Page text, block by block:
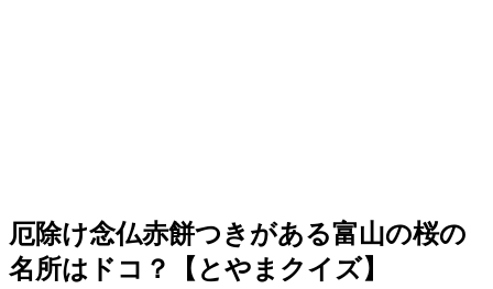
厄除け念仏赤餅つきがある富山の桜の
名所はドコ？【とやまクイズ】